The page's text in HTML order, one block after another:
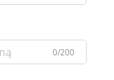
0/200